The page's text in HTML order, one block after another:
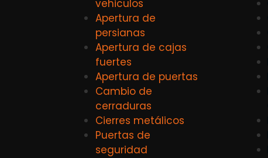
vehiculos
Apertura de
persianas
Apertura de cajas
fuertes
Apertura de puertas
Cambio de
cerraduras
Cierres metálicos
Puertas de
seguridad